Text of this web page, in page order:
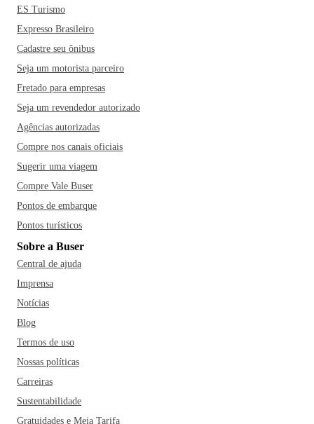
ES Turismo
Expresso Brasileiro
Cadastre seu ônibus
Seja um motorista parceiro
Fretado para empresas
Seja um revendedor autorizado
Agências autorizadas
Compre nos canais oficiais
Sugerir uma viagem
Compre Vale Buser
Pontos de embarque
Pontos turísticos
Sobre a Buser
Central de ajuda
Imprensa
Notícias
Blog
Termos de uso
Nossas políticas
Carreiras
Sustentabilidade
Gratuidades e Meia Tarifa